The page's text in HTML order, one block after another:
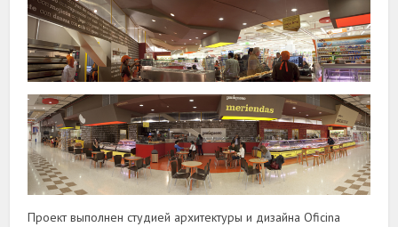
Проект выполнен студией архитектуры и дизайна Oficina